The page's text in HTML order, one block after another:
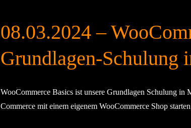
08.03.2024 –
Grundlagen-Schulung
WooCommerce Basics ist unsere Grundlagen Schulung
Commerce mit einem eigenem WooCommerce Shop